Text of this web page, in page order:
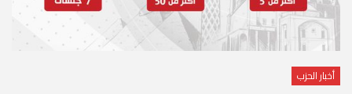
أخبار الحزب